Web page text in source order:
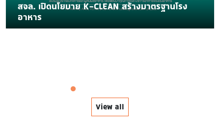
สจล. เปิดนโยบาย K-CLEAN สร้างมาตรฐานโรง
อาหาร
View all